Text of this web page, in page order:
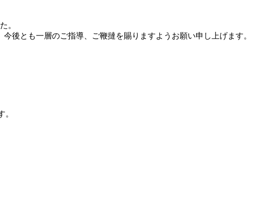
。
後とも一層のご指導、ご鞭撻を賜りますようお願い申し上げます。
。